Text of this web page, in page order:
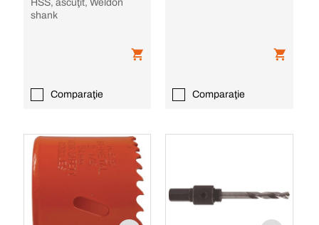
HSS, ascuţit, Weldon
shank
Comparaţie Comparaţie